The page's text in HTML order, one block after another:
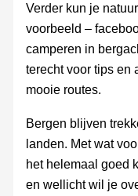
Verder kun je
voorbeeld –
camperen in
terecht voor tips en
mooie routes.
Bergen blijven
landen. Met wat
het helemaal goed
en wellicht wil je